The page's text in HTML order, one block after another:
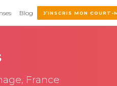
Blog J’INSCRIS MON COURT-
France